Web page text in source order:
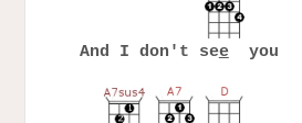
And I don't seeyou